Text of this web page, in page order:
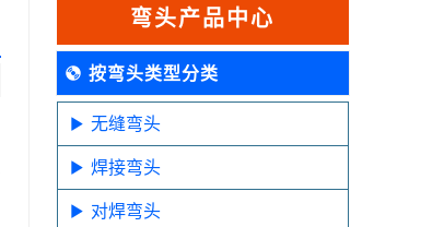
弯头产品中心
按弯头类型分类
无缝弯头
焊接弯头
对焊弯头